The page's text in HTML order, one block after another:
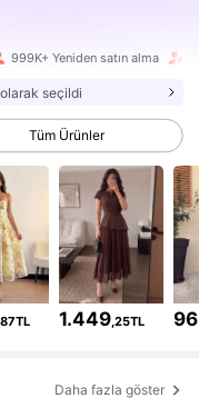
999K+ Yeniden satın alma
olarak seçildi
Tüm Ürünler
1.449,25TL
Daha fazla göster